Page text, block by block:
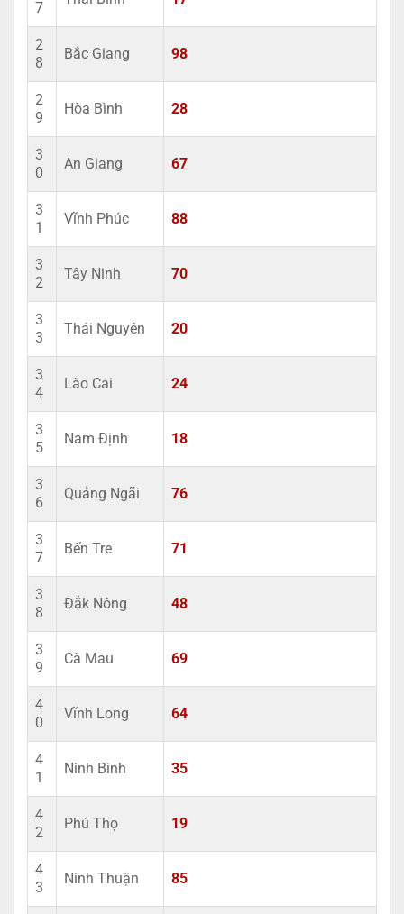
7
2
8
Bắc Giang 98
2
9
Hòa Bình 28
3
0
An Giang 67
3
1
Vĩnh Phúc 88
3
2
Tây Ninh 70
3
3
Thái Nguyên 20
3
4
Lào Cai 24
3
5
Nam Định 18
3
6
Quảng Ngãi 76
3
7
Bến Tre 71
3
8
Đắk Nông 48
3
9
Cà Mau 69
4
0
Vĩnh Long 64
4
1
Ninh Bình 35
4
2
Phú Thọ 19
4
3
Ninh Thuận 85